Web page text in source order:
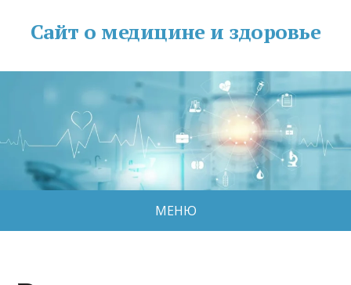
Сайт о медицине и здоровье
МЕНЮ